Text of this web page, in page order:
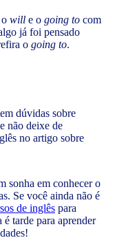
will e o going to com
já foi pensado
o going to.
dúvidas sobre
não deixe de
no artigo sobre
sonha em conhecer o
Se você ainda não é
de inglês para
é tarde para aprender